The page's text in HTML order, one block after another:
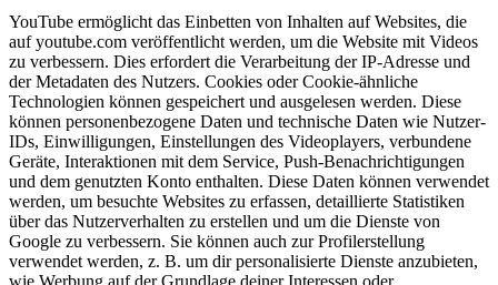
YouTube ermöglicht das Einbetten von Inhalten auf Websites, die
auf youtube.com veröffentlicht werden, um die Website mit Videos
zu verbessern. Dies erfordert die Verarbeitung der IP-Adresse und
der Metadaten des Nutzers. Cookies oder Cookie-ähnliche
Technologien können gespeichert und ausgelesen werden. Diese
können personenbezogene Daten und technische Daten wie Nutzer-
IDs, Einwilligungen, Einstellungen des Videoplayers, verbundene
Geräte, Interaktionen mit dem Service, Push-Benachrichtigungen
und dem genutzten Konto enthalten. Diese Daten können verwendet
werden, um besuchte Websites zu erfassen, detaillierte Statistiken
über das Nutzerverhalten zu erstellen und um die Dienste von
Google zu verbessern. Sie können auch zur Profilerstellung
verwendet werden, z. B. um dir personalisierte Dienste anzubieten,